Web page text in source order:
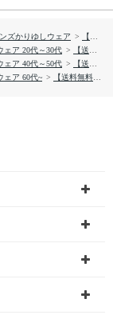
ズかりゆしウェア >
【送料無料】ＳＨＵＲＩＪＯ かりゆしウェア 1860887
ェア 20代～30代 >
【送料無料】ＳＨＵＲＩＪＯ かりゆしウェア 1860887
ェア 40代～50代 >
【送料無料】ＳＨＵＲＩＪＯ かりゆしウェア 1860887
ェア 60代~ > 【送料無料】ＳＨＵＲＩＪＯ かりゆしウェア 1860887